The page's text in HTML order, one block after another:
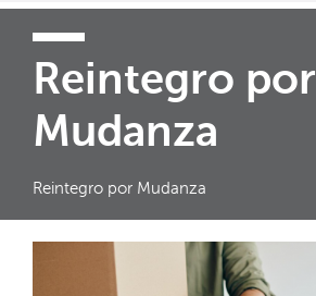
Reintegro por
Mudanza
Reintegro por Mudanza